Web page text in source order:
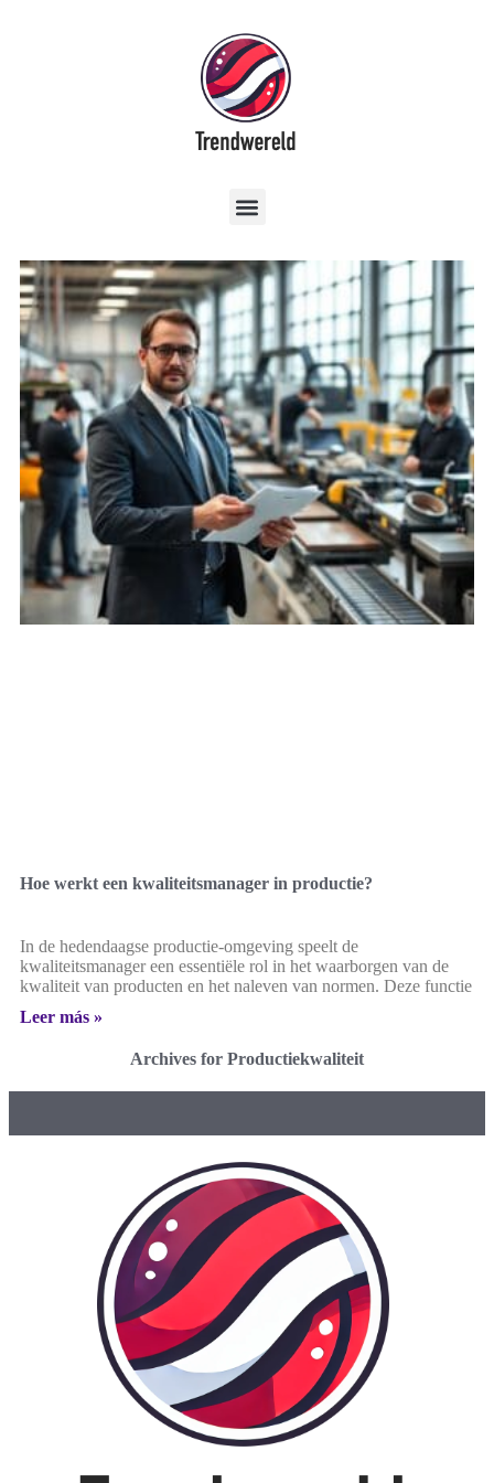
Hoe werkt een kwaliteitsmanager in productie?
In de hedendaagse productie-omgeving speelt de
kwaliteitsmanager een essentiële rol in het waarborgen van de
kwaliteit van producten en het naleven van normen. Deze functie
Leer más »
Archives for Productiekwaliteit